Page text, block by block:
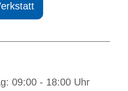
09:00 - 18:00 Uhr